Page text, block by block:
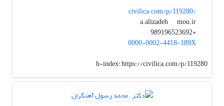
civilica.com/p/119280/
a.alizadeh
mou.ir
+989196523692
0000-0002-4418-189X
h-index:https://civilica.com/p/119280